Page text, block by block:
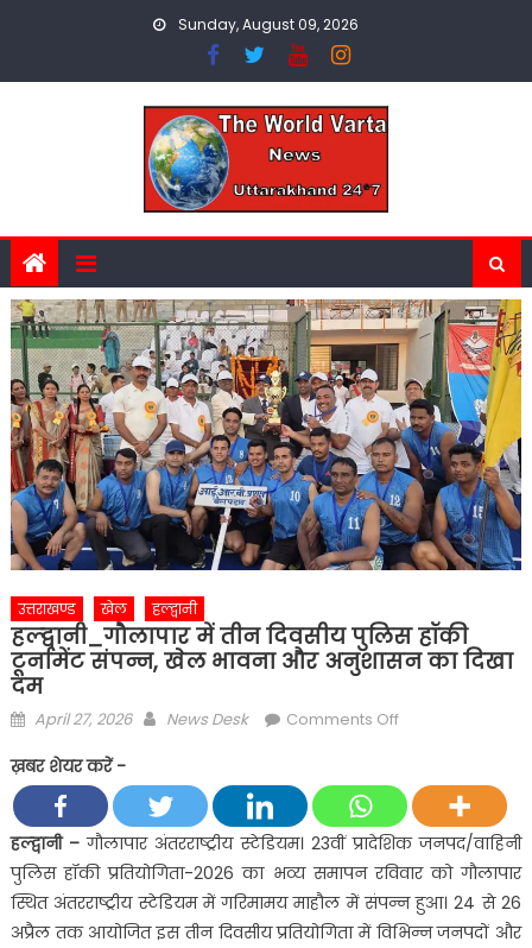
Sunday, August 09, 2026
उत्तराखण्ड खेल हल्द्वानी
हल्द्वानी_गौलापार में तीन दिवसीय पुलिस हॉकी
टूर्नामेंट संपन्न, खेल भावना और अनुशासन का दिखा
दम
Posted
April 27, 2026 Author
News Desk Comments Offon
तीन
दिवसीय
पुलिस
हॉकी
टूर्नामेंट
संपन्न,
ख़बर शेयर करें -
हल्द्वानी – गौलापार अंतरराष्ट्रीय स्टेडियम। 23वीं प्रादेशिक जनपद/वाहिनी
पुलिस हॉकी प्रतियोगिता-2026 का भव्य समापन रविवार को गौलापार
स्थित अंतरराष्ट्रीय स्टेडियम में गरिमामय माहौल में संपन्न हुआ। 24 से 26
अप्रैल तक आयोजित इस तीन दिवसीय प्रतियोगिता में विभिन्न जनपदों और